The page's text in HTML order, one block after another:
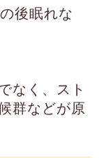
後眠れな
なく、スト
群などが原